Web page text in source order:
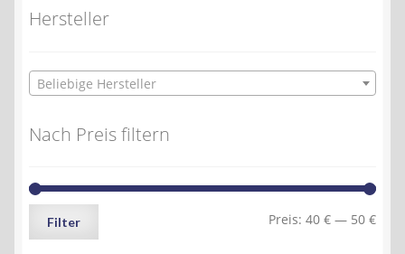
Hersteller
Beliebige Hersteller
Nach Preis filtern
Min.
Max.
Filter Preis: 40 € — 50 €